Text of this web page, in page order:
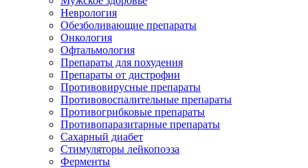
Неврология
Обезболивающие препараты
Онкология
Офтальмология
Препараты для похудения
Препараты от дистрофии
Противовирусные препараты
Противовоспалительные препараты
Противогрибковые препараты
Противопаразитарные препараты
Сахарный диабет
Стимуляторы лейкопоэза
Ферменты